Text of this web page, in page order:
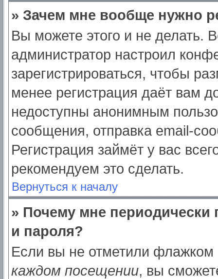
» Зачем мне вообще нужно
Вы можете этого и не делать.
администратор настроил
зарегистрироваться, чтобы
менее регистрация даёт вам
недоступны анонимным
сообщения, отправка email-
Регистрация займёт у вас
рекомендуем это сделать.
Вернуться к началу
» Почему мне периодически
и пароля?
Если вы не отметили флажком
каждом посещении, вы